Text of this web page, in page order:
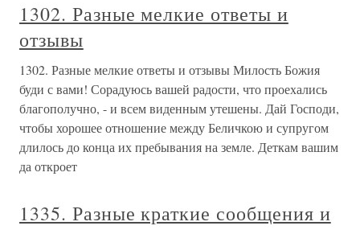
1302. Разные мелкие ответы и
отзывы
1302. Разные мелкие ответы и отзывы Милость Божия
буди с вами! Сорадуюсь вашей радости, что проехались
благополучно, - и всем виденным утешены. Дай Господи,
чтобы хорошее отношение между Беличкою и супругом
длилось до конца их пребывания на земле. Деткам вашим
да откроет
1335. Разные краткие сообщения и